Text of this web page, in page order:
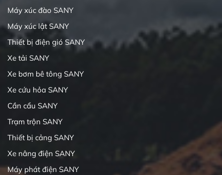
Máy xúc đào SANY
Máy xúc lật SANY
Thiết bị điện gió SANY
Xe tải SANY
Xe bơm bê tông SANY
Xe cứu hỏa SANY
Cần cẩu SANY
Trạm trộn SANY
Thiết bị cảng SANY
Xe nâng điện SANY
Máy phát điện SANY